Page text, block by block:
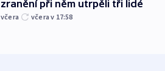
zranění při něm utrpěli tři lidé
včera včera v 17:58